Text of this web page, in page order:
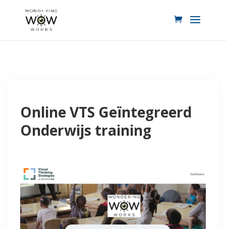
Online VTS Geïntegreerd
Onderwijs training